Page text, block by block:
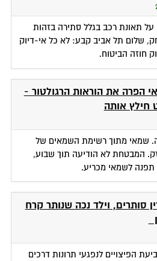
תאונת רכב בגלל סתירה בזהות
שלום תל אביב קבע: לא כל אי-דיוק
הפרה את הוראות הרגולטור -
חילץ אותה
שמאי מתוך רשימת השמאים של
המבטחת לא הודיעה תוך שבוע,
תפנה לשמאי מכריע.
סותרים, וילד נכה שנותר קרח
הפיצויים לנפגעי תרונות דרכים